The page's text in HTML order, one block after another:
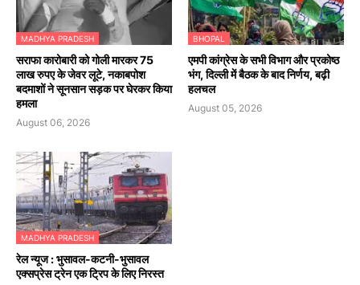
MADHYA PRADESH
सराफा कारोबारी को गोली मारकर 75
लाख रुपए के जेवर लूटे, नकाबपोश
बदमाशों ने सूनसान सड़क पर घेरकर किया
हमला
August 06, 2026
BHOPAL
एमपी कांग्रेस के सभी विभाग और प्रकोष्ठ
भंग, दिल्ली में बैठक के बाद निर्णय, बढ़ी
हलचल
August 05, 2026
MADHYA PRADESH
रेल न्यूज : भुसावल-कटनी-भुसावल
एक्सप्रेस ट्रेन एक ट्रिप के लिए निरस्त